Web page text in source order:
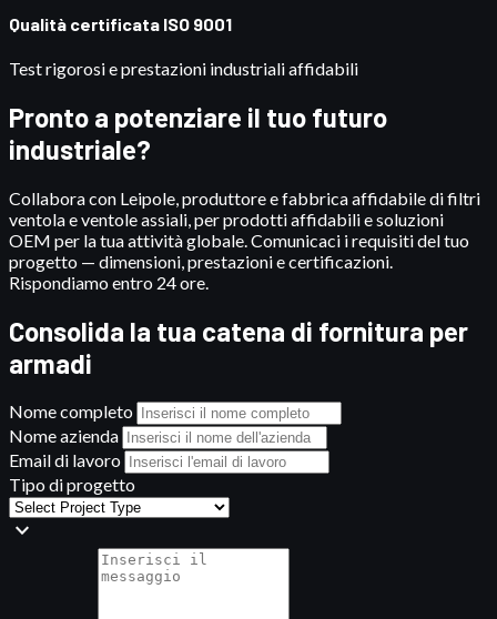
Qualità certificata ISO 9001
Test rigorosi e prestazioni industriali affidabili
Pronto a potenziare il tuo futuro
industriale?
Collabora con Leipole, produttore e fabbrica affidabile di filtri
ventola e ventole assiali, per prodotti affidabili e soluzioni
OEM per la tua attività globale. Comunicaci i requisiti del tuo
progetto — dimensioni, prestazioni e certificazioni.
Rispondiamo entro 24 ore.
Consolida la tua catena di fornitura per
armadi
Nome completo
Nome azienda
Email di lavoro
Tipo di progetto
expand_more